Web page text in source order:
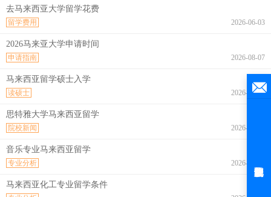
去马来西亚大学留学花费
2026-06-03
留学费用
2026马来亚大学申请时间
2026-08-07
申请指南
马来西亚留学硕士入学
2026-08-07
读硕士
思特雅大学马来西亚留学
2026-08-07
院校新闻
音乐专业马来西亚留学
2026-08-07
专业分析
马来西亚化工专业留学条件